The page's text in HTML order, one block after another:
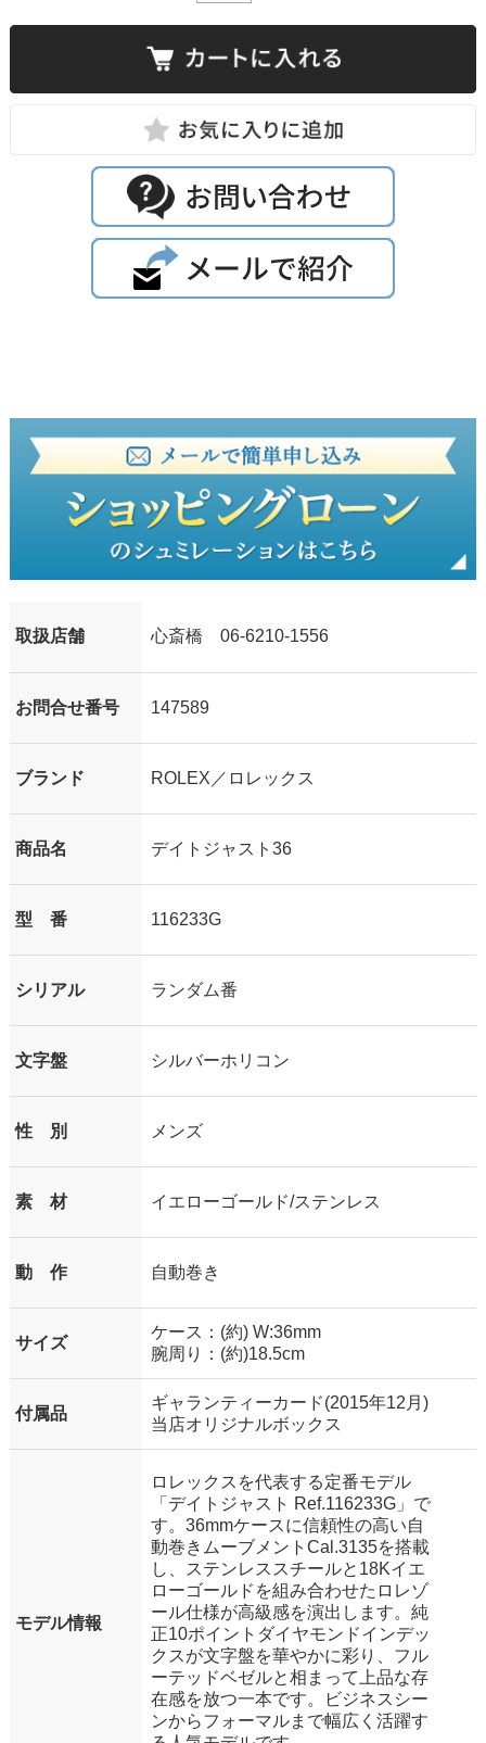
取扱店舗 心斎橋 06-6210-1556
お問合せ番号 147589
ブランド ROLEX／ロレックス
商品名 デイトジャスト36
型 番 116233G
シリアル ランダム番
文字盤 シルバーホリコン
性 別 メンズ
素 材 イエローゴールド/ステンレス
動 作 自動巻き
サイズ
ケース：(約) W:36mm
腕周り：(約)18.5cm
付属品
ギャランティーカード(2015年12月)
当店オリジナルボックス
モデル情報
ロレックスを代表する定番モデル
「デイトジャスト Ref.116233G」で
す。36mmケースに信頼性の高い自
動巻きムーブメントCal.3135を搭載
し、ステンレススチールと18Kイエ
ローゴールドを組み合わせたロレゾ
ール仕様が高級感を演出します。純
正10ポイントダイヤモンドインデッ
クスが文字盤を華やかに彩り、フル
ーテッドベゼルと相まって上品な存
在感を放つ一本です。ビジネスシー
ンからフォーマルまで幅広く活躍す